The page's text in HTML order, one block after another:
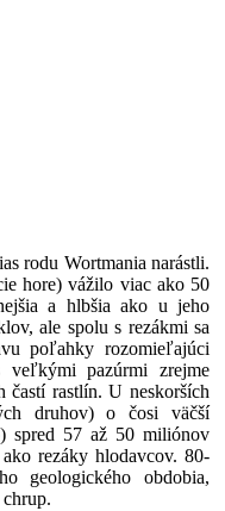
rodu Wortmania narástli.
hore) vážilo viac ako 50
a hlbšia ako u jeho
ale spolu s rezákmi sa
poľahky rozomieľajúci
veľkými pazúrmi zrejme
častí rastlín. U neskorších
druhov) o čosi väčší
spred 57 až 50 miliónov
rezáky hlodavcov. 80-
geologického obdobia,